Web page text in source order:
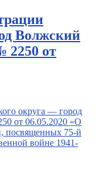
Волжский
2250 от
округа — город
от 06.05.2020 «О
посвященных 75-й
войне 1941-